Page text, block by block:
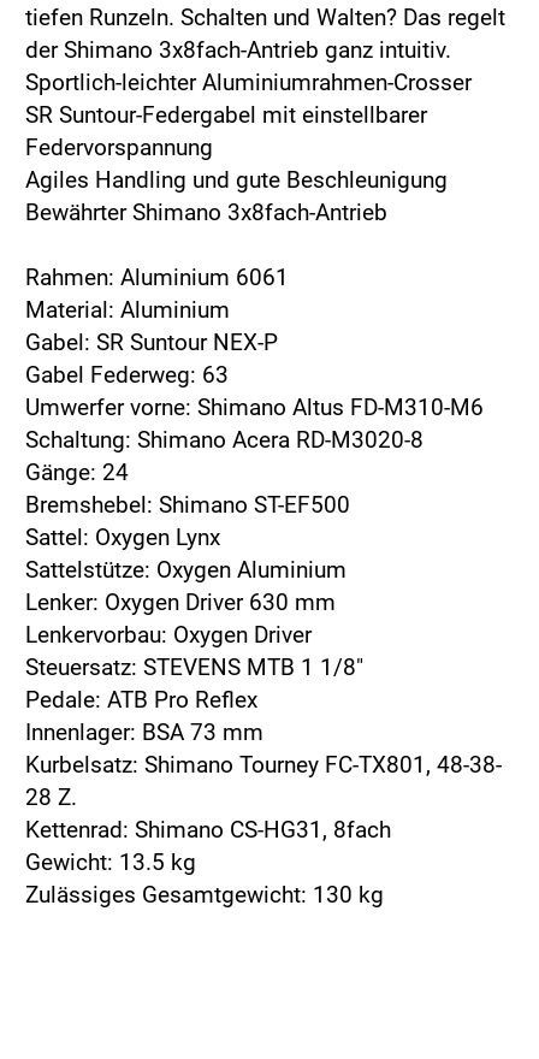
tiefen Runzeln. Schalten und Walten? Das regelt
der Shimano 3x8fach-Antrieb ganz intuitiv.
Sportlich-leichter Aluminiumrahmen-Crosser
SR Suntour-Federgabel mit einstellbarer
Federvorspannung
Agiles Handling und gute Beschleunigung
Bewährter Shimano 3x8fach-Antrieb
Rahmen: Aluminium 6061
Material: Aluminium
Gabel: SR Suntour NEX-P
Gabel Federweg: 63
Umwerfer vorne: Shimano Altus FD-M310-M6
Schaltung: Shimano Acera RD-M3020-8
Gänge: 24
Bremshebel: Shimano ST-EF500
Sattel: Oxygen Lynx
Sattelstütze: Oxygen Aluminium
Lenker: Oxygen Driver 630 mm
Lenkervorbau: Oxygen Driver
Steuersatz: STEVENS MTB 1 1/8"
Pedale: ATB Pro Reflex
Innenlager: BSA 73 mm
Kurbelsatz: Shimano Tourney FC-TX801, 48-38-
28 Z.
Kettenrad: Shimano CS-HG31, 8fach
Gewicht: 13.5 kg
Zulässiges Gesamtgewicht: 130 kg